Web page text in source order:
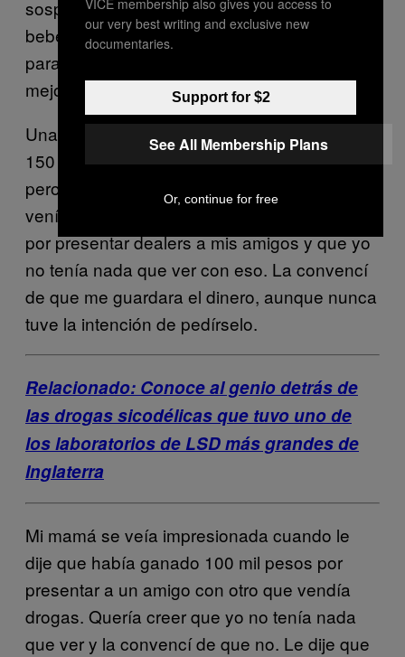
sospechas pero no querían creer que su
bebé fuera capaz de vender drogas. Es difícil
para los padres. Siempre quieren creer lo
mejor de sus hijos.
Una vez le pedí a mi mamá que me guardara
150 mil pesos. Quería que se los quedara
pero ella no aceptó porque sabía de dónde
venía ese dinero. Le dije que me pagaban
por presentar dealers a mis amigos y que yo
no tenía nada que ver con eso. La convencí
de que me guardara el dinero, aunque nunca
tuve la intención de pedírselo.
Relacionado: Conoce al genio detrás de
las drogas sicodélicas que tuvo uno de
los laboratorios de LSD más grandes de
Inglaterra
Mi mamá se veía impresionada cuando le
dije que había ganado 100 mil pesos por
presentar a un amigo con otro que vendía
drogas. Quería creer que yo no tenía nada
que ver y la convencí de que no. Le dije que
our very best writing and exclusive new
documentaries.
Support for $2
See All Membership Plans
Or, continue for free